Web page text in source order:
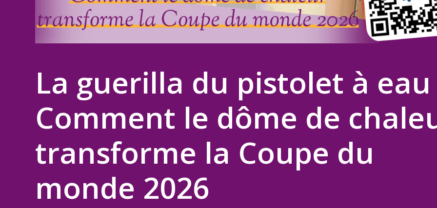
La guerilla du pistolet à eau
Comment le dôme de
transforme la Coupe du
monde 2026